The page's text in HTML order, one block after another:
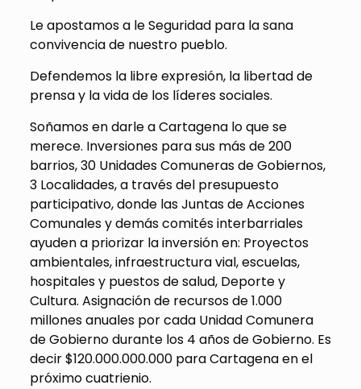
Le apostamos a le Seguridad para la sana
convivencia de nuestro pueblo.
Defendemos la libre expresión, la libertad de
prensa y la vida de los líderes sociales.
Soñamos en darle a Cartagena lo que se
merece. Inversiones para sus más de 200
barrios, 30 Unidades Comuneras de Gobiernos,
3 Localidades, a través del presupuesto
participativo, donde las Juntas de Acciones
Comunales y demás comités interbarriales
ayuden a priorizar la inversión en: Proyectos
ambientales, infraestructura vial, escuelas,
hospitales y puestos de salud, Deporte y
Cultura. Asignación de recursos de 1.000
millones anuales por cada Unidad Comunera
de Gobierno durante los 4 años de Gobierno. Es
decir $120.000.000.000 para Cartagena en el
próximo cuatrienio.